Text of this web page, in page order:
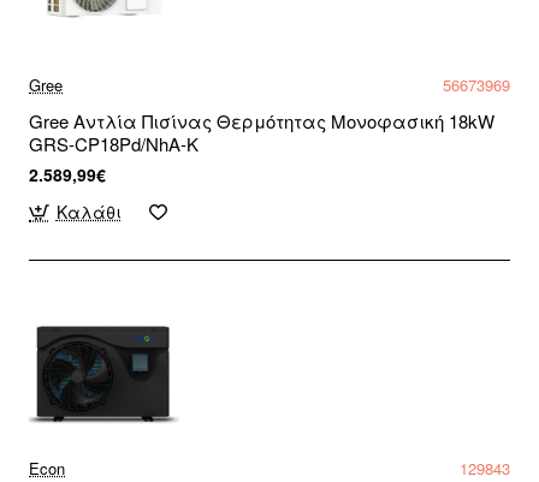
Gree 56673969
Gree Αντλία Πισίνας Θερμότητας Μονοφασική 18kW
GRS-CP18Pd/NhA-K
2.589,99€
Καλάθι
Econ 129843